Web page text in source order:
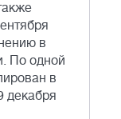
в
По одной
в
декабря